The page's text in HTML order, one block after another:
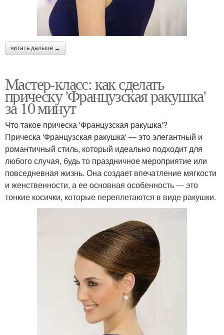
читать дальше →
Мастер-класс: как сделать
прическу 'Французская ракушка'
за 10 минут
Что такое прическа 'Французская ракушка'?
Прическа 'Французская ракушка' — это элегантный и
романтичный стиль, который идеально подходит для
любого случая, будь то праздничное мероприятие или
повседневная жизнь. Она создает впечатление мягкости
и женственности, а ее основная особенность — это
тонкие косички, которые переплетаются в виде ракушки.